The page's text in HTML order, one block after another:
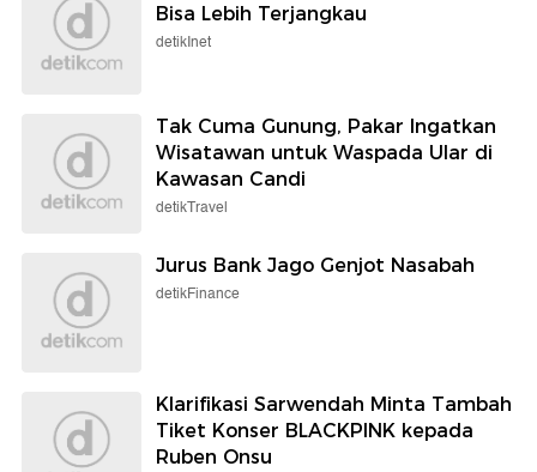
Bisa Lebih Terjangkau
detikInet
Tak Cuma Gunung, Pakar Ingatkan
Wisatawan untuk Waspada Ular di
Kawasan Candi
detikTravel
Jurus Bank Jago Genjot Nasabah
detikFinance
Klarifikasi Sarwendah Minta Tambah
Tiket Konser BLACKPINK kepada
Ruben Onsu